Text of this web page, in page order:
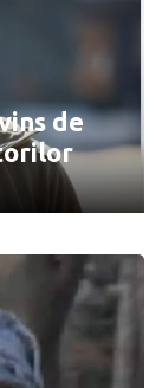
ușor
de
victoria